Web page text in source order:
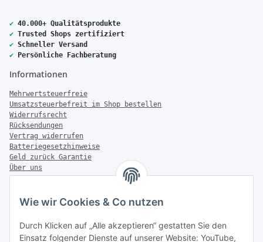
Wie wir Cookies & Co nutzen
Durch Klicken auf „Alle akzeptieren“ gestatten Sie den
Einsatz folgender Dienste auf unserer Website: YouTube,
✔ 40.000+ Qualitätsprodukte
✔ Trusted Shops zertifiziert
✔ Schneller Versand
✔ Persönliche Fachberatung
Informationen
Mehrwertsteuerfreie
Umsatzsteuerbefreit im Shop bestellen
Widerrufsrecht
Rücksendungen
Vertrag widerrufen
Batteriegesetzhinweise
Geld zurück Garantie
Über uns
FAQ
Zahlung & Versand